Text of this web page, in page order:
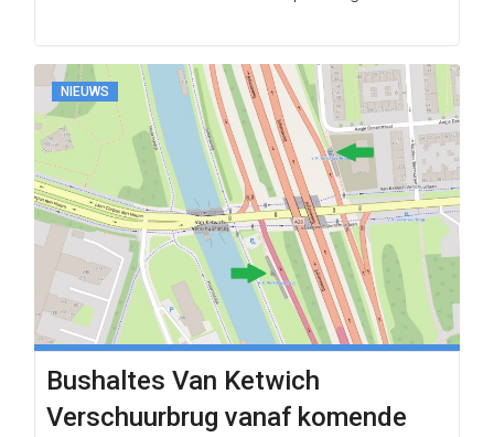
NIEUWS
Bushaltes Van Ketwich
Verschuurbrug vanaf komende